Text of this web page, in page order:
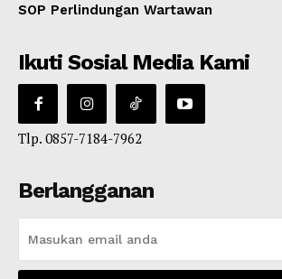
SOP Perlindungan Wartawan
Ikuti Sosial Media Kami
Tlp. 0857-7184-7962
Berlangganan